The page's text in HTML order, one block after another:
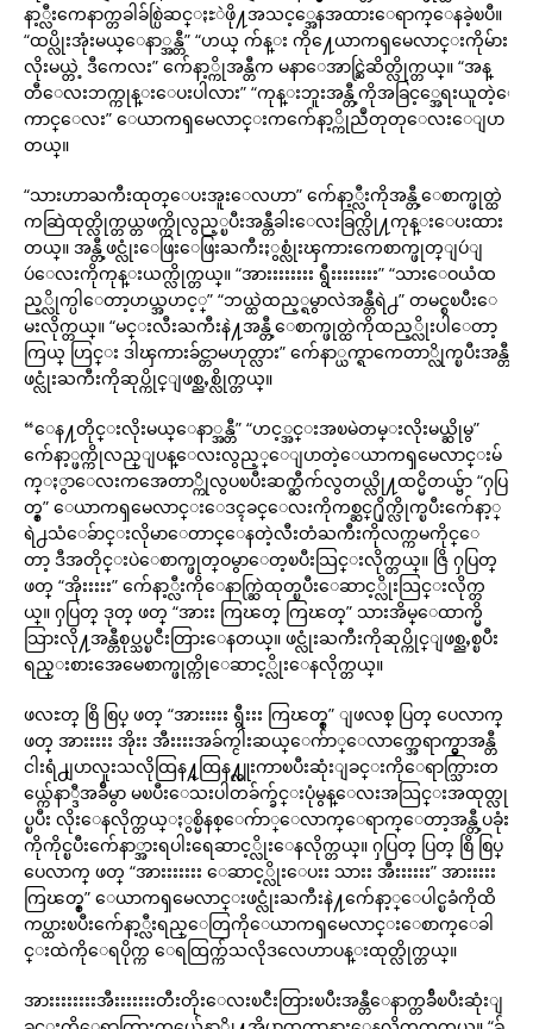
နာ့္လီးကေနာက္တခါခ်စ္ပြဲဆင္ႏႊဲဖို႔အသင့္အေနအထားေရာက္ေနခဲ့ၿပီ။
“ထပ္လိုးအုံးမယ္ေနာ္အန္တီ” “ဟယ္ က်န္း ကို႔ေယာကၡမေလာင္းကိုမ်ား
လိုးမယ္တဲ့ ဒီကေလး” က်ေနာ့္ကိုအန္တီက မနာေအာင္ဆြဲဆိတ္လိုက္တယ္။ “အန္
တီေလးဘက္ကုန္းေပးပါလား” “ကုန္းဘူးအန္တီ့ကိုအခြင့္အေရးယူတဲ့ေ
ကာင္ေလး” ေယာကၡမေလာင္းကက်ေနာ့္ကိုညဳတုတုေလးေျပာ
တယ္။
“သားဟာႀကီးထုတ္ေပးအူးေလဟာ” က်ေနာ့္လီးကိုအန္တီ့ေစာက္ဖုတ္ထဲ
ကဆြဲထုတ္လိုက္တယ္တဖက္ကိုလွည့္ၿပီးအန္တီခါးေလးခြက္လို႔ကုန္းေပးထား
တယ္။ အန္တီ့ဖင္လုံးေဖြးေဖြးႀကီးႏွစ္လုံးၾကားကေစာက္ဖုတ္ျပဴျ
ပဴေလးကိုကုန္းယက္လိုက္တယ္။ “အားးးးးးးး ရွီးးးးးးးး” “သားေဝယံထ
ည့္လိုက္ပါေတာ့ဟယ္အဟင့္” “ဘယ္ထဲထည့္ရမွာလဲအန္တီရဲ႕” တမင္စၿပီးေ
မးလိုက္တယ္။ “မင္းလီးႀကီးနဲ႔အန္တီ့ေစာက္ဖုတ္ထဲကိုထည့္လိုးပါေတာ့
ကြယ္ ဟြင္း ဒါၾကားခ်င္တာမဟုတ္လား” က်ေနာ္ယက္ရာကေတာ္လိုက္ၿပီးအန္တီ
ဖင္လုံးႀကီးကိုဆုပ္ကိုင္ျဖစ္ညႇစ္လိုက္တယ္။
“ေန႔တိုင္းလိုးမယ္ေနာ္အန္တီ” “ဟင့္အင္းအၿမဲတမ္းလိုးမယ္ဆိုမွ”
က်ေနာ့္ဖက္ကိုလည္ျပန္ေလးလွည့္ေျပာတဲ့ေယာကၡမေလာင္းမ်
က္ႏွာေလးကအေတာ္ကိုလွပၿပီးဆက္ဆီက်လွတယ္လို႔ထင္မိတယ္ဗ်ာ “ႁပြ
တ္စ္” ေယာကၡမေလာင္းေဒၚခင္ေလးကိုကစ္ဆင္႐ိုက္လိုက္ၿပီးက်ေနာ့္
ရဲ႕သံေခ်ာင္းလိုမာေတာင္ေနတဲ့လီးတံႀကီးကိုလက္ကမကိုင္ေ
တာ့ ဒီအတိုင္းပဲေစာက္ဖုတ္ဝမွာေတ့ၿပီးသြင္းလိုက္တယ္။ ဇြိ ႁပြတ္
ဖတ္ “အိုးးးးး” က်ေနာ့္လီးကိုေနာက္ဆြဲထုတ္ၿပီးေဆာင့္လိုးသြင္းလိုက္တ
ယ္။ ႁပြတ္ ဒုတ္ ဖတ္ “အားး ကြၽတ္ ကြၽတ္” သားအိမ္ေထာက္မိ
သြားလို႔အန္တီစုပ္သပ္ၿငီးတြားေနတယ္။ ဖင္လုံးႀကီးကိုဆုပ္ကိုင္ျဖစ္ညႇစ္ၿပီး
ရည္းစားအေမေစာက္ဖုတ္ကိုေဆာင့္လိုးေနလိုက္တယ္။
ဖလႊတ္ စြိ စြပ္ ဖတ္ “အားးးးး ရွီးးး ကြၽတ္စ္” ျဖလစ္ ပြတ္ ပေလာက္
ဖတ္ အားးးးး အိုးး အီးးးးအခ်က္ငါးဆယ္ေက်ာ္ေလာက္အေရာက္မွာအန္တီ
ငါးရံ႕ျပာလူးသလိုထြန႔္ထြန႔္လူးကာၿပီးဆုံးျခင္းကိုေရာက္သြားတ
ယ္က်ေနာ္ဒီအခ်ီမွာ မၿပီးေသးပါတခ်က္ခ်င္းပုံမွန္ေလးအသြင္းအထုတ္လု
ပ္ၿပီး လိုးေနလိုက္တယ္ႏွစ္မိနစ္ေက်ာ္ေလာက္ေရာက္ေတာ့အန္တီ့ပခုံး
ကိုကိုင္ၿပီးက်ေနာ္အားရပါးရေဆာင့္လိုးေနလိုက္တယ္။ ႁပြတ္ ပြတ္ စြိ စြပ္
ပေလာက္ ဖတ္ “အားးးးးးး ေဆာင့္လိုးေပးး သားး အီးးးးးး” အားးးးး
ကြၽတ္စ္” ေယာကၡမေလာင္းဖင္လုံးႀကီးနဲ႔က်ေနာ့္ေပါင္ၿခံကိုထိ
ကပ္ထားၿပီးက်ေနာ့္လီးရည္ေတြကိုေယာကၡမေလာင္းေစာက္ေခါ
င္းထဲကိုေရပိုက္က ေရထြက္က်သလိုဒလေဟာပန္းထုတ္လိုက္တယ္။
အားးးးးးးးအီးးးးးးးတီးတိုးေလးၿငီးတြားၿပီးအန္တီေနာက္တခ်ီၿပီးဆုံးျ